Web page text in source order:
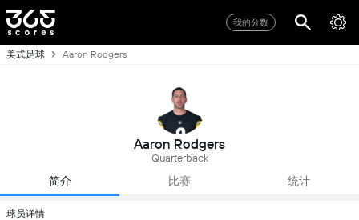
我的分数
美式足球 Aaron Rodgers
Aaron Rodgers
Quarterback
简介 比赛 统计
球员详情